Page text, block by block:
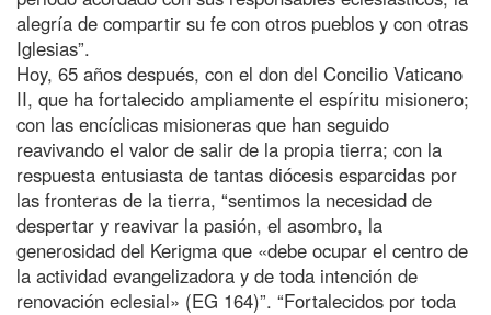
alegría de compartir su fe con otros pueblos y con otras
Iglesias”.
Hoy, 65 años después, con el don del Concilio Vaticano
II, que ha fortalecido ampliamente el espíritu misionero;
con las encíclicas misioneras que han seguido
reavivando el valor de salir de la propia tierra; con la
respuesta entusiasta de tantas diócesis esparcidas por
las fronteras de la tierra, “sentimos la necesidad de
despertar y reavivar la pasión, el asombro, la
generosidad del Kerigma que «debe ocupar el centro de
la actividad evangelizadora y de toda intención de
renovación eclesial» (EG 164)”. “Fortalecidos por toda